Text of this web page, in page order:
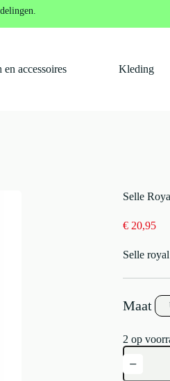
en accessoires Kleding
zadel classic holland unitech relaxed
Selle
€20,95
Selle
2 op
Selle
Royal
zadel